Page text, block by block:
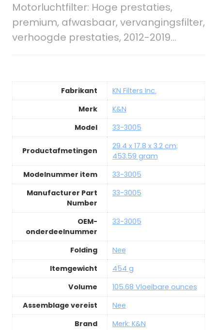
Motorluchtfilter: Hoge prestaties,
premium, afwasbaar, vervangingsfilter,
verhoogde prestaties, 2012-2019…
Fabrikant
KN Filters Inc.
Merk
K&N
Model
33-3005
Productafmetingen
29.4 x 17.8 x 3.2 cm;
453.59 gram
Modelnummer item
33-3005
Manufacturer Part
Number
33-3005
OEM-
onderdeelnummer
33-3005
Folding
Nee
Itemgewicht
454 g
Volume
105.68 Vloeibare ounces
Assemblage vereist
Nee
Brand
Merk: K&N